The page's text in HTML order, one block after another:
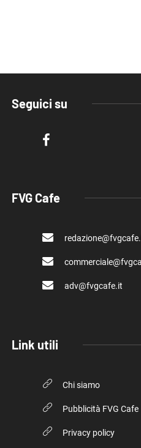
Seguici su
FVG Cafe
adv@fvgcafe.it
Link utili
Chi siamo
Pubblicità FVG Cafe
Privacy policy